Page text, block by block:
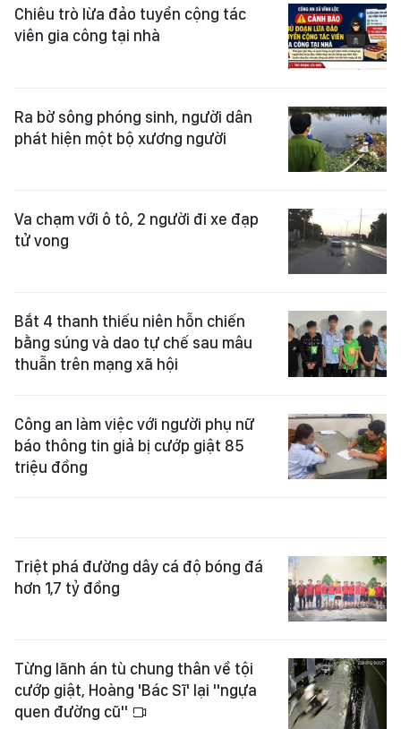
Chiêu trò lừa đảo tuyển cộng tác
viên gia công tại nhà
Ra bờ sông phóng sinh, người dân
phát hiện một bộ xương người
Va chạm với ô tô, 2 người đi xe đạp
tử vong
Bắt 4 thanh thiếu niên hỗn chiến
bằng súng và dao tự chế sau mâu
thuẫn trên mạng xã hội
Công an làm việc với người phụ nữ
báo thông tin giả bị cướp giật 85
triệu đồng
Triệt phá đường dây cá độ bóng đá
hơn 1,7 tỷ đồng
Từng lãnh án tù chung thân về tội
cướp giật, Hoàng 'Bác Sĩ' lại "ngựa
quen đường cũ"